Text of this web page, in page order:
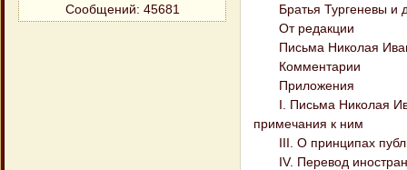
Сообщений: 45681
Братья Тургеневы и
От редакции
Письма Николая
Комментарии
Приложения
I. Письма Николая
примечания к ним
III. О принципах
IV. Перевод